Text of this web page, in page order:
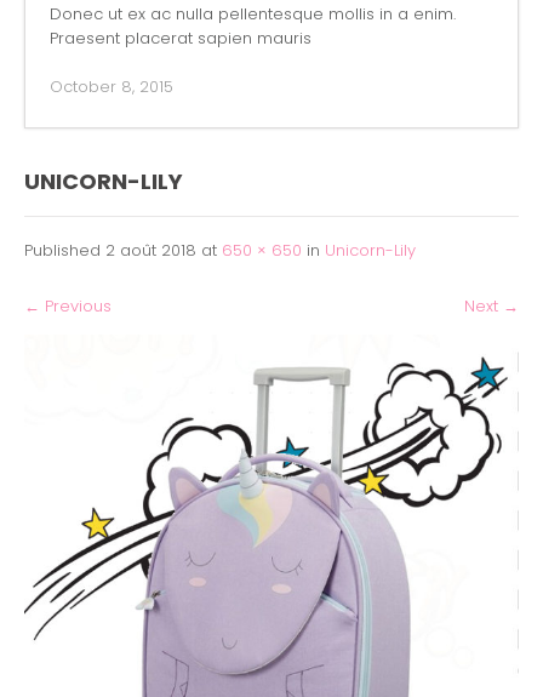
Donec ut ex ac nulla pellentesque mollis in a enim.
Praesent placerat sapien mauris
October 8, 2015
UNICORN-LILY
Published 2 août 2018 at 650 × 650 in Unicorn-Lily
← Previous Next →